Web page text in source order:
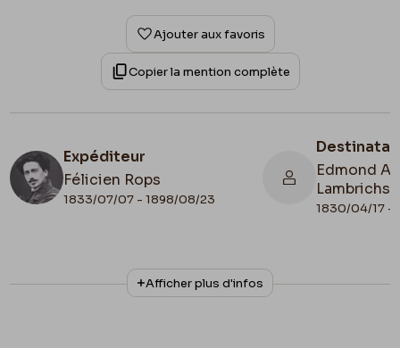
Ajouter aux favoris
Copier la mention complète
Expéditeur
Félicien Rops
1833/07/07 - 1898/08/23
Edmond
Lambrichs
1830/04/17 -
N° d'inventaire
8808/t2/p354+8808/t2/p355+8808/t2/p356
Afficher plus d'infos